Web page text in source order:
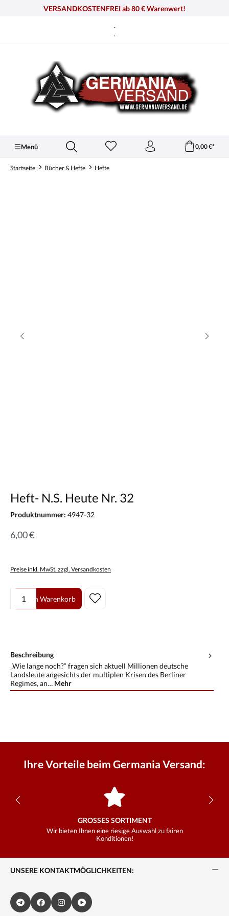
VERSANDKOSTENFREI ab 80 € Warenwert!
.
.
Menü 0,00 €*
Startseite Bücher & Hefte Hefte
Heft- N.S. Heute Nr. 32
Produktnummer: 4947-32
6,00 €
Preise inkl. MwSt. zzgl. Versandkosten
Produkt Anzahl: Gib den gewünschten Wert ein oder benutze die
In den Warenkorb
Beschreibung
„Wie lange noch?“ fragen sich aktuell Millionen deutsche
Landsleute angesichts der multiplen Krisen des Berliner
Regimes, an… Mehr
Ihre Vorteile beim Germania Versand:
GROSSES SORTIMENT
Wir bieten Ihnen eine riesige Auswahl zu fairen
Konditionen!
UNSERE KONTAKTMÖGLICHKEITEN: